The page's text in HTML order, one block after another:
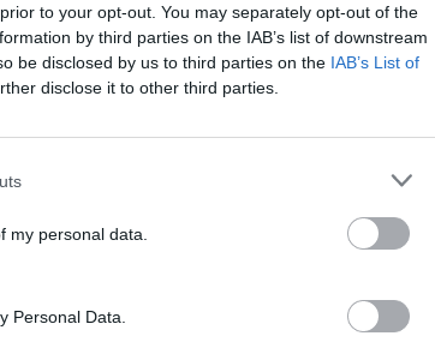
to your opt-out. You may separately opt-out of the
by third parties on the IAB’s list of downstream
be disclosed by us to third parties on the IAB’s List of
disclose it to other third parties.
my personal data.
Personal Data.
στον
με μεροκάματα.
να εργάζεται. Το μόνο που